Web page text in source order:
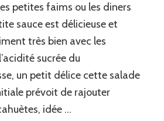
crevettes
sauce
cacahuète
petites faims ou les diners
sauce est délicieuse et
très bien avec les
sucrée du
un petit délice cette salade
prévoit de rajouter
idée …